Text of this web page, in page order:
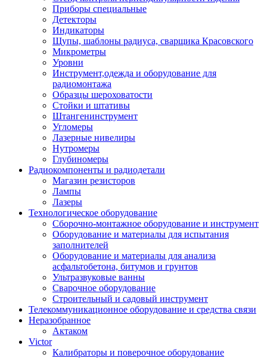
Приборы специальные
Детекторы
Индикаторы
Щупы, шаблоны радиуса, сварщика Красовского
Микрометры
Уровни
Инструмент,одежда и оборудование для
радиомонтажа
Образцы шероховатости
Стойки и штативы
Штангенинструмент
Угломеры
Лазерные нивелиры
Нутромеры
Глубиномеры
Радиокомпоненты и радиодетали
Магазин резисторов
Лампы
Лазеры
Технологическое оборудование
Сборочно-монтажное оборудование и инструмент
Оборудование и материалы для испытания
заполнителей
Оборудование и материалы для анализа
асфальтобетона, битумов и грунтов
Ультразвуковые ванны
Сварочное оборудование
Строительный и садовый инструмент
Телекоммуникационное оборудование и средства связи
Неразобранное
Актаком
Victor
Калибраторы и поверочное оборудование